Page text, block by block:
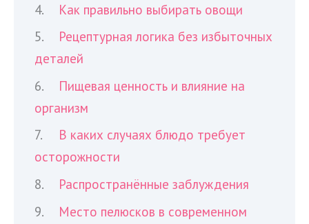
Как правильно выбирать овощи
Рецептурная логика без избыточных
деталей
Пищевая ценность и влияние на
организм
В каких случаях блюдо требует
осторожности
Распространённые заблуждения
Место пелюсков в современном